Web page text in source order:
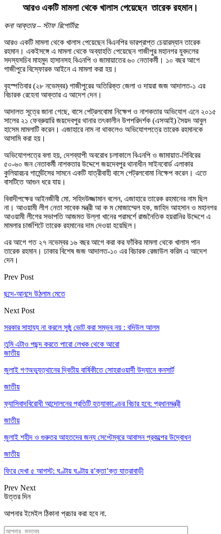
আরও একটি মামলা থেকে খালাস পেয়েছেন তারেক রহমান।
কনা আক্তার – স্টাফ রিপোর্টার:
আরও একটি মামলা থেকে খালাস পেয়েছেন বিএনপির ভারপ্রাপ্ত চেয়ারম্যান তারেক
রহমান। একইসঙ্গে এ মামলা থেকে অব্যাহতি পেয়েছেন গাজীপুর মহানগর যুবদলের
সদস্যসচিব মাহমুদ হাসানসহ বিএনপি ও জামায়াতের ৬০ নেতাকর্মী। ১০ বছর আগে
গাজীপুরে বিস্ফোরক আইনে এ মামলা করা হয়।
বৃহস্পতিবার (২৮ নভেম্বর) গাজীপুরের অতিরিক্ত জেলা ও দায়রা জজ আদালত-১ এর
বিচারক রেহেনা আক্তার এ আদেশ দেন।
আদালত সূত্রে জানা গেছে, বাসে পেট্রলবোমা নিক্ষেপ ও নাশকতার অভিযোগ এনে ২০১৫
সালের ২১ ফেব্রুয়ারি জয়দেবপুর থানার তৎকালীন উপপরিদর্শক (এসআই) সৈয়দ আবুল
হাসেম মামলাটি করেন। এজাহারে নাম না থাকলেও অভিযোগপত্রে তারেক রহমানকে
আসামি করা হয়।
অভিযোগপত্রে বলা হয়, দেশব্যাপী অবরোধ চলাকালে বিএনপি ও জামায়াত-শিবিরের
৫০-৬০ জন নেতাকর্মী নাশকতার উদ্দেশে জয়দেবপুর থানাধীন সাইনবোর্ড এলাকার
কুলিয়ারচর গার্মেন্টসের সামনে একটি যাত্রীবাহী বাসে পেট্রলবোমা নিক্ষেপ করেন। এতে
বাসটিতে আগুন ধরে যায়।
বিবাদীপক্ষের আইনজীবী মো. সহিদউজ্জামান বলেন, এজাহারে তারেক রহমানের নাম ছিল
না। আওয়ামী লীগ নেতা সাবেক মন্ত্রী আ ক ম মোজাম্মেল হক, জাহিদ আহসান ও মহানগর
আওয়ামী লীগের সভাপতি আজমত উল্লা খানের পরামর্শে রাজনৈতিক হয়রানির উদ্দেশে এ
মামলার চার্জশিটে তারেক রহমানের দাম দেওয়া হয়েছিল।
এর আগে গত ২৭ নভেম্বর ১৬ বছর আগে করা কর ফাঁকির মামলা থেকে খালাস পান
তারেক রহমান। ঢাকার বিশেষ জজ আদালত-১০ এর বিচারক রেজাউল করিম এ আদেশ
দেন।
Prev Post
ছন্দে-আনন্দে উঠলাম মেতে
Next Post
সরকার সাহায্য না করলে সুষ্ঠু ভোট করা সম্ভব নয় : বদিউল আলম
তুমি এটাও পছন্দ করতে পারো লেখক থেকে আরো
জাতীয়
জুলাই গণঅভ্যুত্থানের দ্বিতীয় বার্ষিকীতে সোহরাওয়ার্দী উদ্যানে কনসার্ট
জাতীয়
ফ্যাসিবাদবিরোধী আন্দোলনের প্রতিটি হত্যাকাণ্ডের বিচার হবে: প্রধানমন্ত্রী
জাতীয়
জুলাই শহীদ ও গুরুতর আহতদের জন্য সেপ্টেম্বরে আবাসন প্রকল্পের উদ্বোধন
জাতীয়
ফিরে দেখা ৫ আগস্ট: ঘণ্টায় ঘণ্টায় র’ক্তা’ক্ত যাত্রাবাড়ী
Prev Next
উত্তর দিন
আপনার ইমেইল ঠিকানা প্রচার করা হবে না.